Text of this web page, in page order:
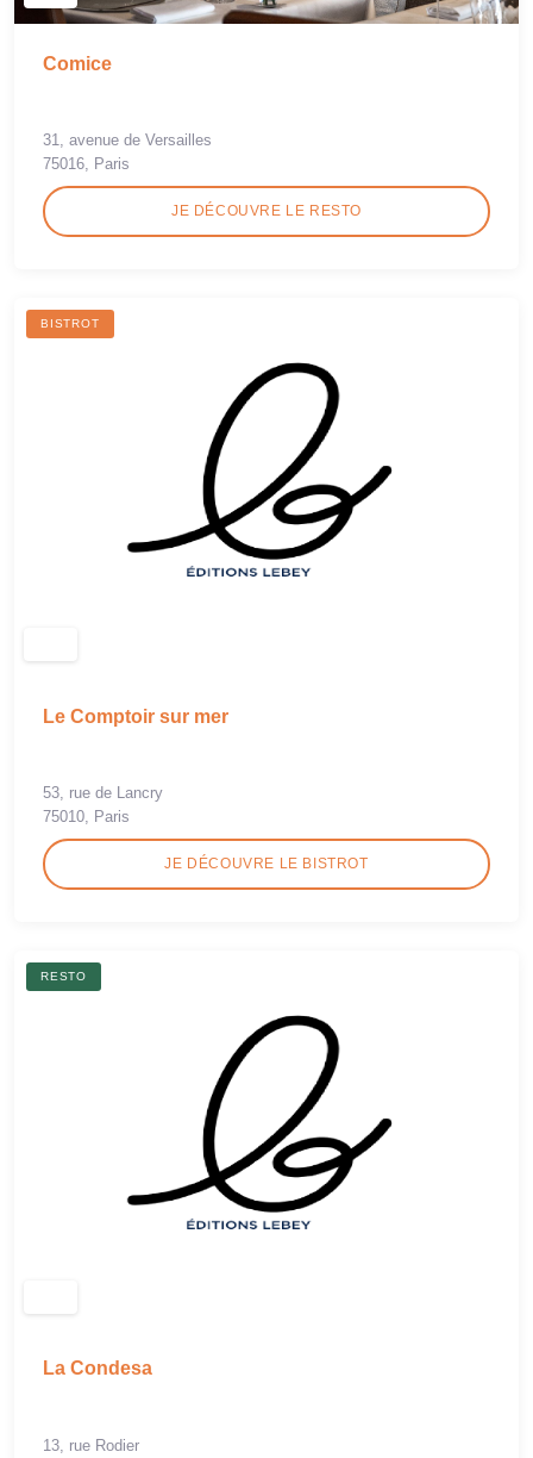
Comice
31, avenue de Versailles
75016, Paris
JE DÉCOUVRE LE RESTO
BISTROT
Le Comptoir sur mer
53, rue de Lancry
75010, Paris
JE DÉCOUVRE LE BISTROT
RESTO
La Condesa
13, rue Rodier